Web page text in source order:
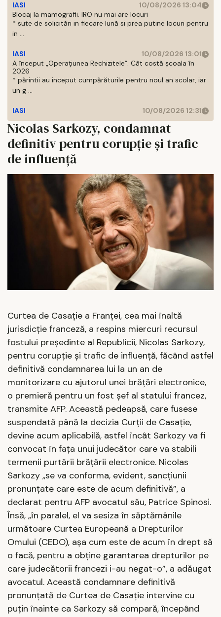
IASI
10/08/2026 13:04
Blocaj la mamografii. IRO nu mai are locuri
* sute de solicitări in fiecare lună si prea putine locuri pentru
in ...
IASI
10/08/2026 13:01
A început „Operațiunea Rechizitele”. Cât costă școala în
2026
* părintii au inceput cumpărăturile pentru noul an scolar, iar
un g ...
IASI 10/08/2026 12:31
Nicolas Sarkozy, condamnat
definitiv pentru corupţie şi trafic
de influenţă
Curtea de Casaţie a Franţei, cea mai înaltă
jurisdicţie franceză, a respins miercuri recursul
fostului preşedinte al Republicii, Nicolas Sarkozy,
pentru corupţie şi trafic de influenţă, făcând astfel
definitivă condamnarea lui la un an de
monitorizare cu ajutorul unei brăţări electronice,
o premieră pentru un fost şef al statului francez,
transmite AFP. Această pedeapsă, care fusese
suspendată până la decizia Curţii de Casaţie,
devine acum aplicabilă, astfel încât Sarkozy va fi
convocat în faţa unui judecător care va stabili
termenii purtării brăţării electronice. Nicolas
Sarkozy „se va conforma, evident, sancţiunii
pronunţate care este de acum definitivă”, a
declarat pentru AFP avocatul său, Patrice Spinosi.
Însă, „în paralel, el va sesiza în săptămânile
următoare Curtea Europeană a Drepturilor
Omului (CEDO), aşa cum este de acum în drept să
o facă, pentru a obţine garantarea drepturilor pe
care judecătorii francezi i-au negat-o”, a adăugat
avocatul. Această condamnare definitivă
pronunţată de Curtea de Casaţie intervine cu
puţin înainte ca Sarkozy să compară, începând